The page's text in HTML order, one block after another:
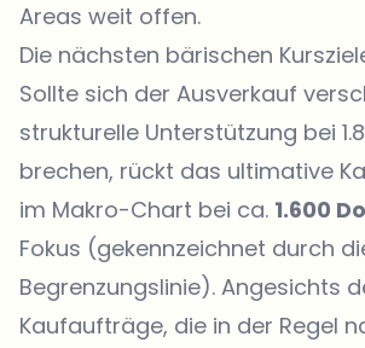
Areas weit offen.
Die nächsten bärischen
Sollte sich der Ausverkauf
strukturelle Unterstützung bei
brechen, rückt das ultimative
im Makro-Chart bei ca. 1.600
Fokus (gekennzeichnet durch
Begrenzungslinie). Angesichts
Kaufaufträge, die in der Regel